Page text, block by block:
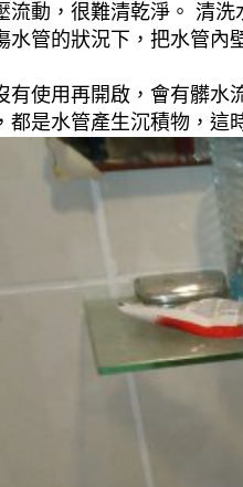
流動，很難清乾淨。 清
管的狀況下，把水管內
有使用再開啟，會有髒
是水管產生沉積物，這